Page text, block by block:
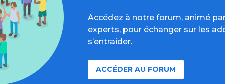
plus loin sur l’espace
parcours d’évaluations, bonnes pratiques,
annuaires, ressources, actualités...
Accédez à notre forum, animé
experts, pour échanger sur les
s’entraider.
ACCÉDER AU FORUM